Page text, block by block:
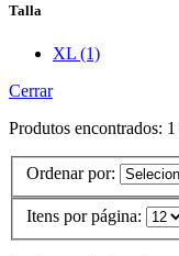
Talla
XL (1)
Cerrar
Produtos encontrados: 1
Ordenar por:
Itens por página: